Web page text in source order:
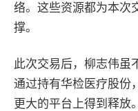
络。这些资源都为本次
撑。
此次交易后，柳志伟虽
通过持有华检医疗股份
更大的平台上得到释放